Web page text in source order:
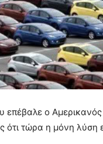
επέβαλε ο
τώρα η μόνη λύση